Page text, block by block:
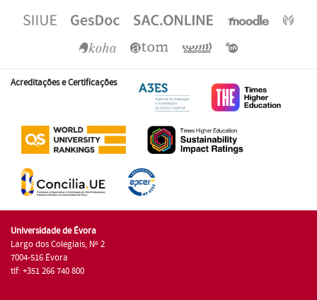
Acreditações e Certificações
Universidade de Évora
Largo dos Colegiais, Nº 2
7004-516 Évora
tlf: +351 266 740 800